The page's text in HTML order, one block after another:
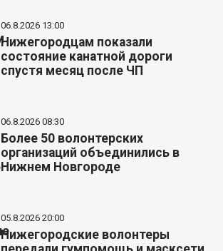
06.8.2026 13:00
Нижегородцам показали
состояние канатной дороги
спустя месяц после ЧП
06.8.2026 08:30
Более 50 волонтерских
организаций объединились в
Нижнем Новгороде
05.8.2026 20:00
Нижегородские волонтеры